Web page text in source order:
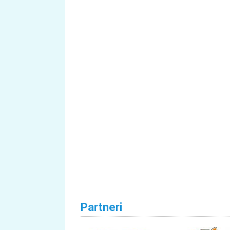
Partneri